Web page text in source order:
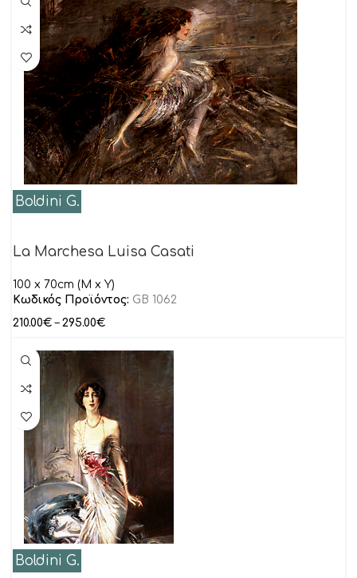
Boldini G.
La Marchesa Luisa Casati
100 x 70cm (M x Y)
Κωδικός Προϊόντος: GB 1062
210.00€ – 295.00€
Boldini G.